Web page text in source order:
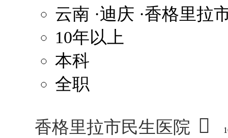
云南 ·迪庆 ·香格里拉
10年以上
本科
全职
香格里拉市民生医院 